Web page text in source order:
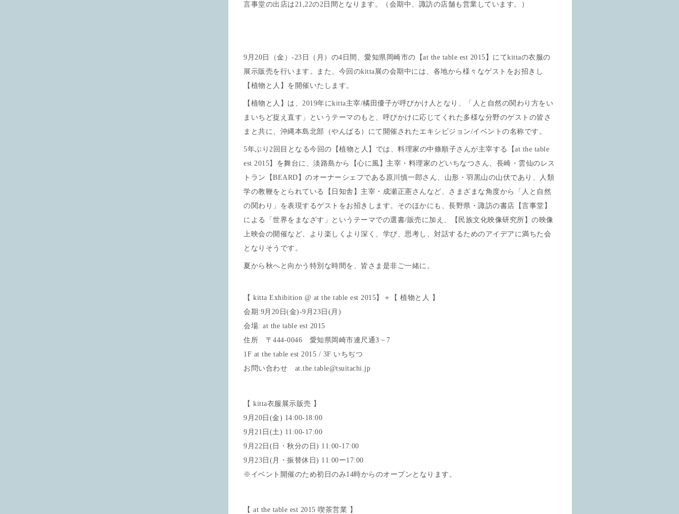
言事堂の出店は21,22の2日間となります。（会期中、諏訪の店舗も営業しています。）
9月20日（金）-23日（月）の4日間、愛知県岡崎市の【at the table est 2015】にてkittaの衣服の
展示販売を行います。また、今回のkitta展の会期中には、各地から様々なゲストをお招きし
【植物と人】を開催いたします。
【植物と人】は、2019年にkitta主宰/橘田優子が呼びかけ人となり、「人と自然の関わり方をい
まいちど捉え直す」というテーマのもと、呼びかけに応じてくれた多様な分野のゲストの皆さ
まと共に、沖縄本島北部（やんばる）にて開催されたエキシビジョン/イベントの名称です。
5年ぶり2回目となる今回の【植物と人】では、料理家の中條順子さんが主宰する【at the table
est 2015】を舞台に、淡路島から【心に風】主宰・料理家のどいちなつさん、長崎・雲仙のレス
トラン【BEARD】のオーナーシェフである原川慎一郎さん、山形・羽黒山の山伏であり、人類
学の教鞭をとられている【日知舎】主宰・成瀬正憲さんなど、さまざまな角度から「人と自然
の関わり」を表現するゲストをお招きします。そのほかにも、長野県・諏訪の書店【言事堂】
による「世界をまなざす」というテーマでの選書/販売に加え、【民族文化映像研究所】の映像
上映会の開催など、より楽しくより深く、学び、思考し、対話するためのアイデアに満ちた会
となりそうです。
夏から秋へと向かう特別な時間を、皆さま是非ご一緒に。
【 kitta Exhibition @ at the table est 2015】＋【 植物と人 】
会期:9月20日(金)-9月23日(月)
会場: at the table est 2015
住所 〒444-0046 愛知県岡崎市連尺通3－7
1F at the table est 2015 / 3F いちぢつ
お問い合わせ at.the.table@tsuitachi.jp
【 kitta衣服展示販売 】
9月20日(金) 14:00-18:00
9月21日(土) 11:00-17:00
9月22日(日・秋分の日) 11:00-17:00
9月23日(月・振替休日) 11:00ー17:00
※イベント開催のため初日のみ14時からのオープンとなります。
【 at the table est 2015 喫茶営業 】